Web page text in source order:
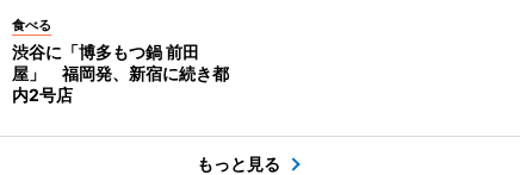
食べる
渋谷に「博多もつ鍋 前田
屋」 福岡発、新宿に続き都
内2号店
もっと見る